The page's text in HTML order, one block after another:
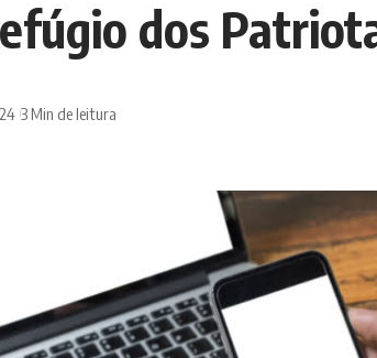
dos
3 Min de leitura